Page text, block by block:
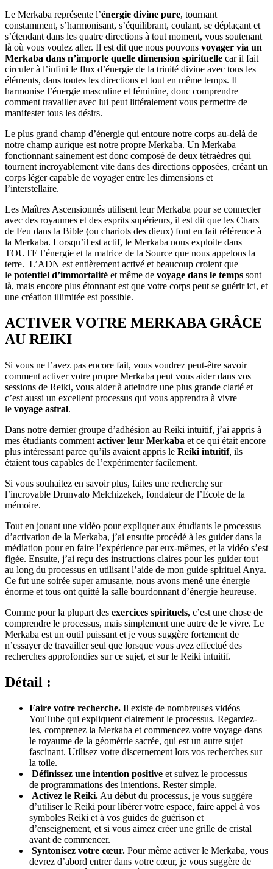
Le Merkaba représente l’énergie divine pure, tournant
constamment, s’harmonisant, s’équilibrant, coulant, se déplaçant et
s’étendant dans les quatre directions à tout moment, vous soutenant
là où vous voulez aller. Il est dit que nous pouvons voyager via un
Merkaba dans n’importe quelle dimension spirituelle car il fait
circuler à l’infini le flux d’énergie de la trinité divine avec tous les
éléments, dans toutes les directions et tout en même temps. Il
harmonise l’énergie masculine et féminine, donc comprendre
comment travailler avec lui peut littéralement vous permettre de
manifester tous les désirs.
Le plus grand champ d’énergie qui entoure notre corps au-delà de
notre champ aurique est notre propre Merkaba. Un Merkaba
fonctionnant sainement est donc composé de deux tétraèdres qui
tournent incroyablement vite dans des directions opposées, créant un
corps léger capable de voyager entre les dimensions et
l’interstellaire.
Les Maîtres Ascensionnés utilisent leur Merkaba pour se connecter
avec des royaumes et des esprits supérieurs, il est dit que les Chars
de Feu dans la Bible (ou chariots des dieux) font en fait référence à
la Merkaba. Lorsqu’il est actif, le Merkaba nous exploite dans
TOUTE l’énergie et la matrice de la Source que nous appelons la
terre. L’ADN est entièrement activé et beaucoup croient que
le potentiel d’immortalité et même de voyage dans le temps sont
là, mais encore plus étonnant est que votre corps peut se guérir ici, et
une création illimitée est possible.
ACTIVER VOTRE MERKABA GRÂCE
AU REIKI
Si vous ne l’avez pas encore fait, vous voudrez peut-être savoir
comment activer votre propre Merkaba peut vous aider dans vos
sessions de Reiki, vous aider à atteindre une plus grande clarté et
c’est aussi un excellent processus qui vous apprendra à vivre
le voyage astral.
Dans notre dernier groupe d’adhésion au Reiki intuitif, j’ai appris à
mes étudiants comment activer leur Merkaba et ce qui était encore
plus intéressant parce qu’ils avaient appris le Reiki intuitif, ils
étaient tous capables de l’expérimenter facilement.
Si vous souhaitez en savoir plus, faites une recherche sur
l’incroyable Drunvalo Melchizekek, fondateur de l’École de la
mémoire.
Tout en jouant une vidéo pour expliquer aux étudiants le processus
d’activation de la Merkaba, j’ai ensuite procédé à les guider dans la
médiation pour en faire l’expérience par eux-mêmes, et la vidéo s’est
figée. Ensuite, j’ai reçu des instructions claires pour les guider tout
au long du processus en utilisant l’aide de mon guide spirituel Anya.
Ce fut une soirée super amusante, nous avons mené une énergie
énorme et tous ont quitté la salle bourdonnant d’énergie heureuse.
Comme pour la plupart des exercices spirituels, c’est une chose de
comprendre le processus, mais simplement une autre de le vivre. Le
Merkaba est un outil puissant et je vous suggère fortement de
n’essayer de travailler seul que lorsque vous avez effectué des
recherches approfondies sur ce sujet, et sur le Reiki intuitif.
Détail :
Faire votre recherche. Il existe de nombreuses vidéos
YouTube qui expliquent clairement le processus. Regardez-
les, comprenez la Merkaba et commencez votre voyage dans
le royaume de la géométrie sacrée, qui est un autre sujet
fascinant. Utilisez votre discernement lors vos recherches sur
la toile.
Définissez une intention positive et suivez le processus
de programmations des intentions. Rester simple.
Activez le Reiki. Au début du processus, je vous suggère
d’utiliser le Reiki pour libérer votre espace, faire appel à vos
symboles Reiki et à vos guides de guérison et
d’enseignement, et si vous aimez créer une grille de cristal
avant de commencer.
Syntonisez votre cœur. Pour même activer le Merkaba, vous
devrez d’abord entrer dans votre cœur, je vous suggère de